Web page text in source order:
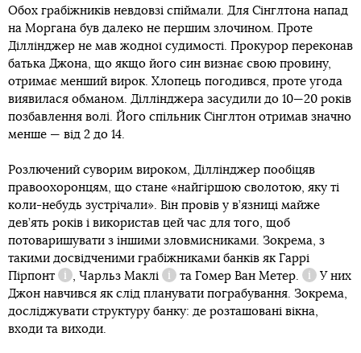
Обох грабіжників невдовзі спіймали. Для Сінглтона напад
на Моргана був далеко не першим злочином. Проте
Діллінджер не мав жодної судимості. Прокурор переконав
батька Джона, що якщо його син визнає свою провину,
отримає менший вирок. Хлопець погодився, проте угода
виявилася обманом. Діллінджера засудили до 10—20 років
позбавлення волі. Його спільник Сінглтон отримав значно
менше — від 2 до 14.
Розлючений суворим вироком, Діллінджер пообіцяв
правоохоронцям, що стане «найгіршою сволотою, яку ті
коли-небудь зустрічали». Він провів у в’язниці майже
дев’ять років і використав цей час для того, щоб
потоваришувати з іншими зловмисниками. Зокрема, з
такими досвідченими грабіжниками банків як Гаррі
Пірпонт
Довідка
, Чарльз Маклі
Довідка
та Гомер Ван Метер.
Довідка
У них
Джон навчився як слід планувати пограбування. Зокрема,
досліджувати структуру банку: де розташовані вікна,
входи та виходи.